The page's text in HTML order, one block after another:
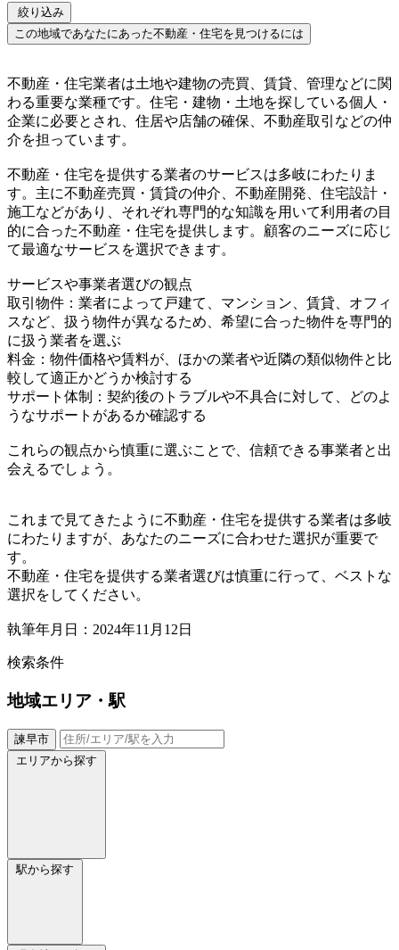
絞り込み
この地域であなたにあった不動産・住宅を見つけるには
不動産・住宅業者は土地や建物の売買、賃貸、管理などに関
わる重要な業種です。住宅・建物・土地を探している個人・
企業に必要とされ、住居や店舗の確保、不動産取引などの仲
介を担っています。
不動産・住宅を提供する業者のサービスは多岐にわたりま
す。主に不動産売買・賃貸の仲介、不動産開発、住宅設計・
施工などがあり、それぞれ専門的な知識を用いて利用者の目
的に合った不動産・住宅を提供します。顧客のニーズに応じ
て最適なサービスを選択できます。
サービスや事業者選びの観点
取引物件：業者によって戸建て、マンション、賃貸、オフィ
スなど、扱う物件が異なるため、希望に合った物件を専門的
に扱う業者を選ぶ
料金：物件価格や賃料が、ほかの業者や近隣の類似物件と比
較して適正かどうか検討する
サポート体制：契約後のトラブルや不具合に対して、どのよ
うなサポートがあるか確認する
これらの観点から慎重に選ぶことで、信頼できる事業者と出
会えるでしょう。
これまで見てきたように不動産・住宅を提供する業者は多岐
にわたりますが、あなたのニーズに合わせた選択が重要で
す。
不動産・住宅を提供する業者選びは慎重に行って、ベストな
選択をしてください。
執筆年月日：2024年11月12日
検索条件
地域エリア・駅
諫早市
エリアから探す
駅から探す